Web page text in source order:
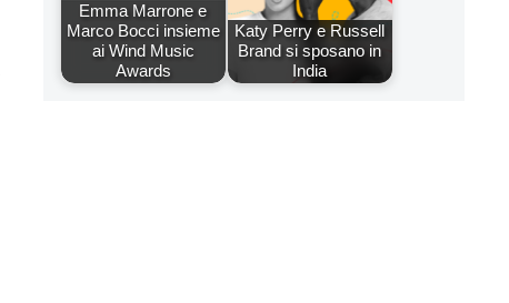
Emma Marrone e
Marco Bocci insieme
ai Wind Music
Awards
Katy Perry e Russell
Brand si sposano in
India